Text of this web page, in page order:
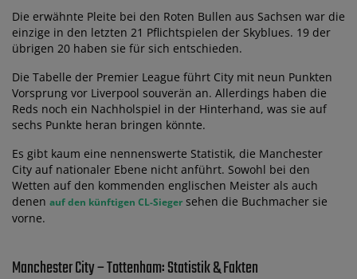
Die erwähnte Pleite bei den Roten Bullen aus Sachsen war die
einzige in den letzten 21 Pflichtspielen der Skyblues. 19 der
übrigen 20 haben sie für sich entschieden.
Die Tabelle der Premier League führt City mit neun Punkten
Vorsprung vor Liverpool souverän an. Allerdings haben die
Reds noch ein Nachholspiel in der Hinterhand, was sie auf
sechs Punkte heran bringen könnte.
Es gibt kaum eine nennenswerte Statistik, die Manchester
City auf nationaler Ebene nicht anführt. Sowohl bei den
Wetten auf den kommenden englischen Meister als auch
denen auf den künftigen CL-Sieger sehen die Buchmacher sie
vorne.
Manchester City – Tottenham: Statistik & Fakten